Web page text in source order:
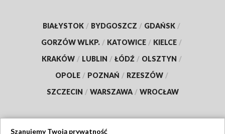
BIAŁYSTOK / BYDGOSZCZ / GDAŃSK /
GORZÓW WLKP. / KATOWICE / KIELCE /
KRAKÓW / LUBLIN / ŁÓDŹ / OLSZTYN /
OPOLE / POZNAŃ / RZESZÓW /
SZCZECIN / WARSZAWA / WROCŁAW
Szanujemy Twoją prywatność